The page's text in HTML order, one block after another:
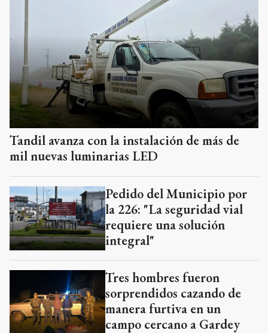
Tandil avanza con la instalación de más de
mil nuevas luminarias LED
Pedido del Municipio por
la 226: "La seguridad vial
requiere una solución
integral"
Tres hombres fueron
sorprendidos cazando de
manera furtiva en un
campo cercano a Gardey